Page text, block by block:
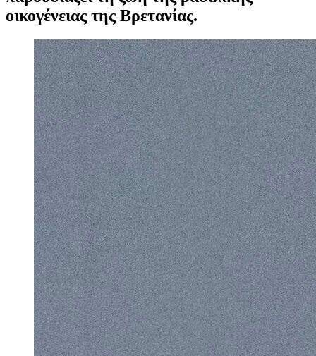
οικογένειας της Βρετανίας.